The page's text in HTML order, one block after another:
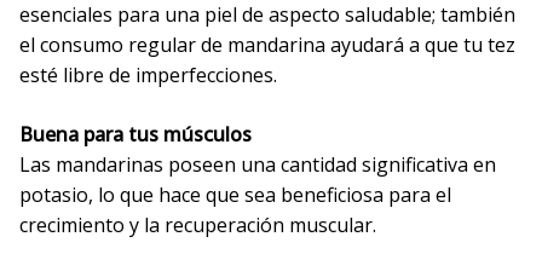
esenciales para una piel de aspecto saludable; también
el consumo regular de mandarina ayudará a que tu tez
esté libre de imperfecciones.
Buena para tus músculos
Las mandarinas poseen una cantidad significativa en
potasio, lo que hace que sea beneficiosa para el
crecimiento y la recuperación muscular.